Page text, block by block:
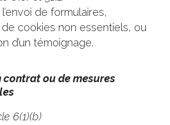
de formulaires,
de cookies non essentiels, ou
d’un témoignage.
contrat ou de mesures
6(1)(b)